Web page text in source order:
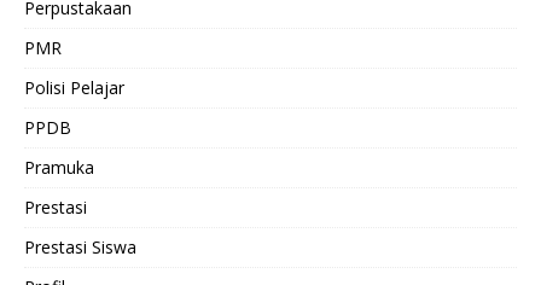
Perpustakaan
PMR
Polisi Pelajar
PPDB
Pramuka
Prestasi
Prestasi Siswa